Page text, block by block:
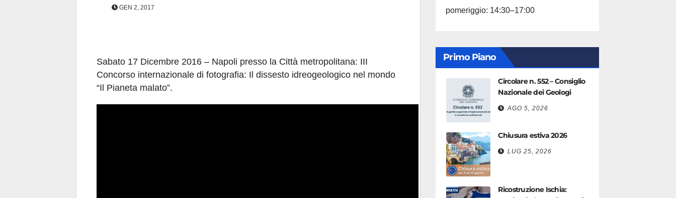
GEN 2, 2017
Sabato 17 Dicembre 2016 – Napoli presso la Città metropolitana: III
Concorso internazionale di fotografia: Il dissesto idreogeologico nel mondo
“Il Pianeta malato”.
pomeriggio: 14:30–17:00
Primo Piano
Circolare n. 552 – Consiglio
Nazionale dei Geologi
AGO 5, 2026
Chiusura estiva 2026
LUG 25, 2026
Ricostruzione Ischia: